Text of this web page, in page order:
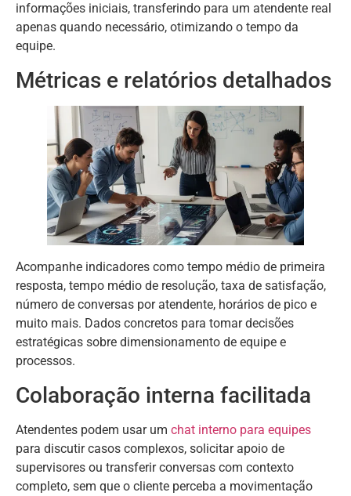
informações iniciais, transferindo para um atendente real
apenas quando necessário, otimizando o tempo da
equipe.
Métricas e relatórios detalhados
Acompanhe indicadores como tempo médio de primeira
resposta, tempo médio de resolução, taxa de satisfação,
número de conversas por atendente, horários de pico e
muito mais. Dados concretos para tomar decisões
estratégicas sobre dimensionamento de equipe e
processos.
Colaboração interna facilitada
Atendentes podem usar um chat interno para equipes
para discutir casos complexos, solicitar apoio de
supervisores ou transferir conversas com contexto
completo, sem que o cliente perceba a movimentação